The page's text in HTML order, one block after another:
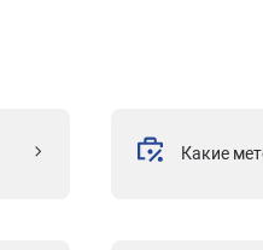
Какие